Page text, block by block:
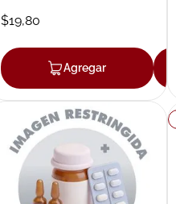
Agregar
$19,80
Agregar